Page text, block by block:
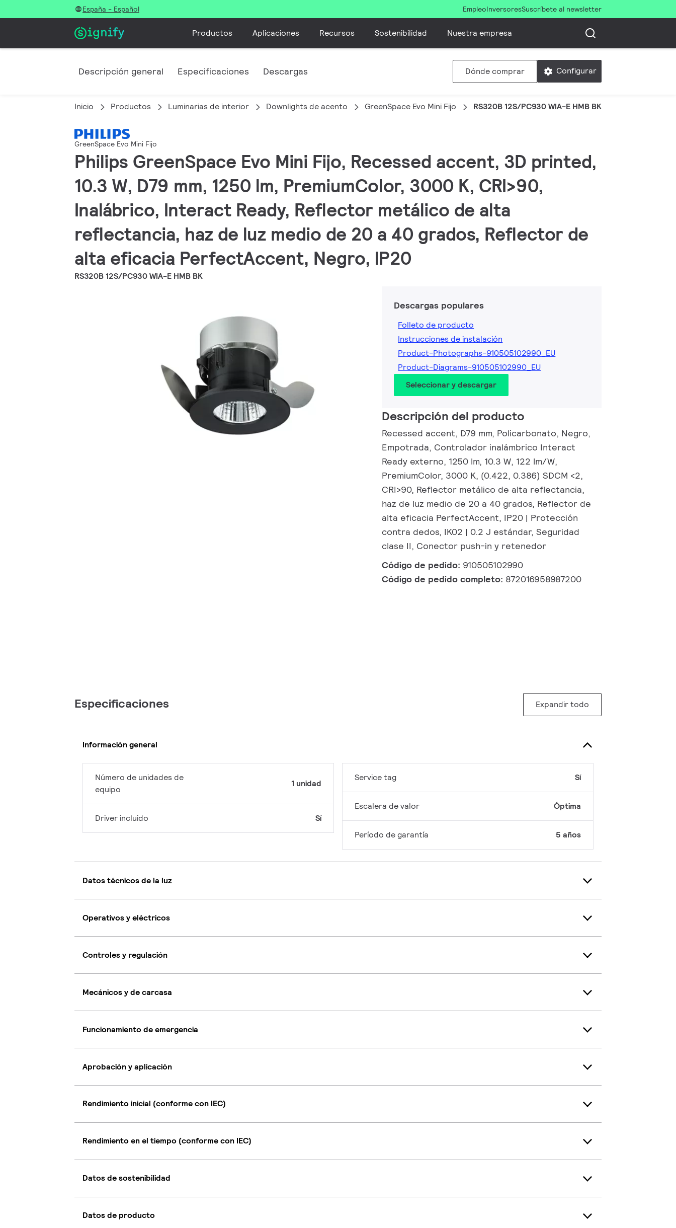
España - Español EmpleoInversoresSuscríbete al newsletter
Productos Aplicaciones Recursos Sostenibilidad Nuestra empresa
Descripción general Especificaciones Descargas Dónde comprar Configurar
Inicio Productos Luminarias de interior Downlights de acento GreenSpace Evo Mini Fijo RS320B 12S/PC930 WIA-E HMB BK
GreenSpace Evo Mini Fijo
Philips GreenSpace Evo Mini Fijo, Recessed accent, 3D printed,
10.3 W, D79 mm, 1250 lm, PremiumColor, 3000 K, CRI>90,
Inalábrico, Interact Ready, Reflector metálico de alta
reflectancia, haz de luz medio de 20 a 40 grados, Reflector de
alta eficacia PerfectAccent, Negro, IP20
RS320B 12S/PC930 WIA-E HMB BK
Descargas populares
Folleto de producto
Instrucciones de instalación
Product-Photographs-910505102990_EU
Product-Diagrams-910505102990_EU
Seleccionar y descargar
Descripción del producto
Recessed accent, D79 mm, Policarbonato, Negro,
Empotrada, Controlador inalámbrico Interact
Ready externo, 1250 lm, 10.3 W, 122 lm/W,
PremiumColor, 3000 K, (0.422, 0.386) SDCM <2,
CRI>90, Reflector metálico de alta reflectancia,
haz de luz medio de 20 a 40 grados, Reflector de
alta eficacia PerfectAccent, IP20 | Protección
contra dedos, IK02 | 0.2 J estándar, Seguridad
clase II, Conector push-in y retenedor
Código de pedido: 910505102990
Código de pedido completo: 872016958987200
Especificaciones Expandir todo
Información general
Número de unidades de
equipo
1 unidad
Driver incluido Sí
Service tag Sí
Escalera de valor Óptima
Período de garantía 5 años
Datos técnicos de la luz
Operativos y eléctricos
Controles y regulación
Mecánicos y de carcasa
Funcionamiento de emergencia
Aprobación y aplicación
Rendimiento inicial (conforme con IEC)
Rendimiento en el tiempo (conforme con IEC)
Datos de sostenibilidad
Datos de producto